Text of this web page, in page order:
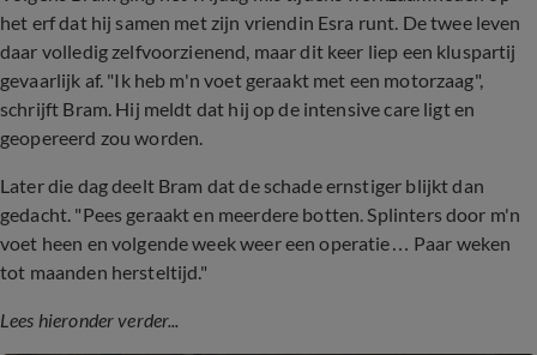
het erf dat hij samen met zijn vriendin Esra runt. De twee leven
daar volledig zelfvoorzienend, maar dit keer liep een kluspartij
gevaarlijk af. "Ik heb m'n voet geraakt met een motorzaag",
schrijft Bram. Hij meldt dat hij op de intensive care ligt en
geopereerd zou worden.
Later die dag deelt Bram dat de schade ernstiger blijkt dan
gedacht. "Pees geraakt en meerdere botten. Splinters door m'n
voet heen en volgende week weer een operatie… Paar weken
tot maanden hersteltijd."
Lees hieronder verder...